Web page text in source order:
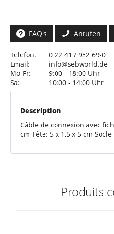
FAQ's Anrufen
Telefon:
0 22 41 / 932 69-0
Email:
info@sebworld.de
Mo-Fr:
9:00 - 18:00 Uhr
Sa:
10:00 - 14:00 Uhr
Description
Câble de connexion avec
cm Tête: 5 x 1,5 x 5 cm
Produits